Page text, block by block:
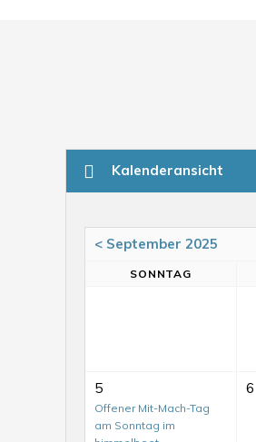
Kalenderansicht
< September 2025
SO NNTAG
5
Offener Mit-Mach-Tag
am Sonntag im
6